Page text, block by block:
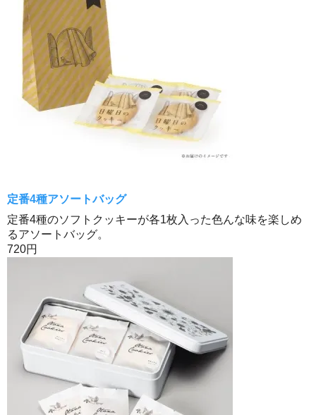
定番4種アソートバッグ
定番4種のソフトクッキーが各1枚入った色んな味を楽しめ
るアソートバッグ。
720円